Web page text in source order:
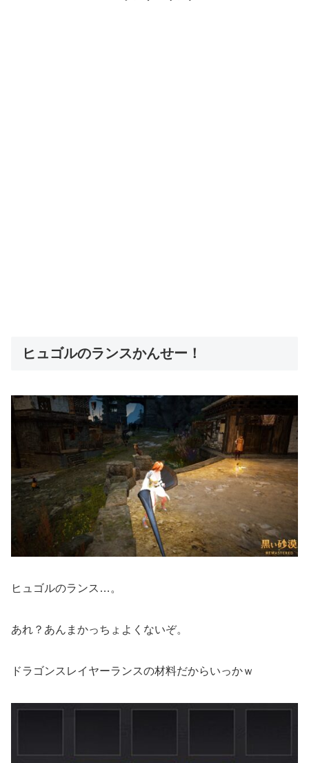
ヒュゴルのランスかんせー！
ヒュゴルのランス…。
あれ？あんまかっちょよくないぞ。
ドラゴンスレイヤーランスの材料だからいっかｗ